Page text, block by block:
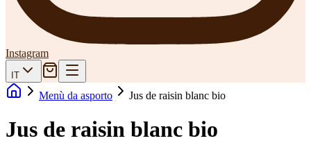
Instagram
IT
Menù da asporto Jus de raisin blanc bio
Jus de raisin blanc bio